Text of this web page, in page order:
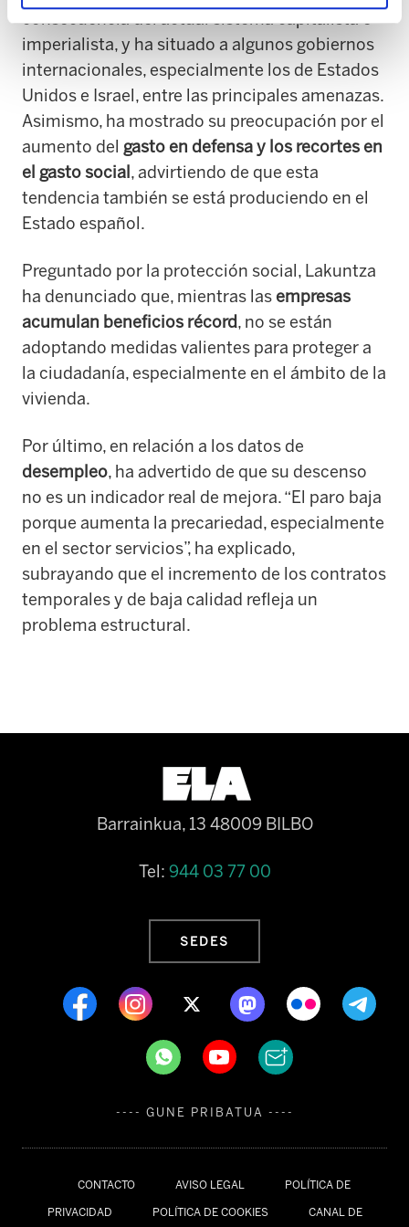
consecuencia del actual sistema capitalista e
imperialista, y ha situado a algunos gobiernos
internacionales, especialmente los de Estados
Unidos e Israel, entre las principales amenazas.
Asimismo, ha mostrado su preocupación por el
aumento del gasto en defensa y los recortes en
el gasto social, advirtiendo de que esta
tendencia también se está produciendo en el
Estado español.
Preguntado por la protección social, Lakuntza
ha denunciado que, mientras lasempresas
acumulan beneficios récord, no se están
adoptando medidas valientes para proteger a
la ciudadanía, especialmente en el ámbito de la
vivienda.
Por último, en relación a los datos de
desempleo, ha advertido de que su descenso
no es un indicador real de mejora. “El paro baja
porque aumenta la precariedad, especialmente
en el sector servicios”, ha explicado,
subrayando que el incremento de los contratos
temporales y de baja calidad refleja un
problema estructural.
CONTACTO AVISO LEGAL POLÍTICA DE
PRIVACIDAD POLÍTICA DE COOKIES CANAL DE
Barrainkua, 13 48009 BILBO
Tel: 944 03 77 00
SEDES
---- GUNE PRIBATUA ----